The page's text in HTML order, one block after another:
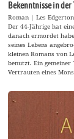
Bekenntnisse in der
Roman | Les
Der 44-Jährige hat
danach ermordet
seines Lebens
kleinen Romans von
benutzt. Ein
Vertrauten eines